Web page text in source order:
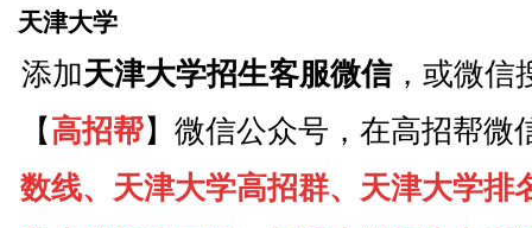
天津大学
添加天津大学招生客服微信，或微信
【 高招帮】微信公众号，在高招帮微
数线、天津大学高招群、天津大学排